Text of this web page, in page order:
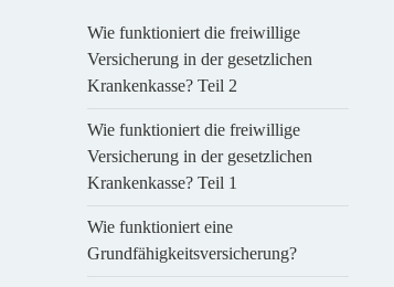
Wie funktioniert die freiwillige
Versicherung in der gesetzlichen
Krankenkasse? Teil 2
Wie funktioniert die freiwillige
Versicherung in der gesetzlichen
Krankenkasse? Teil 1
Wie funktioniert eine
Grundfähigkeitsversicherung?